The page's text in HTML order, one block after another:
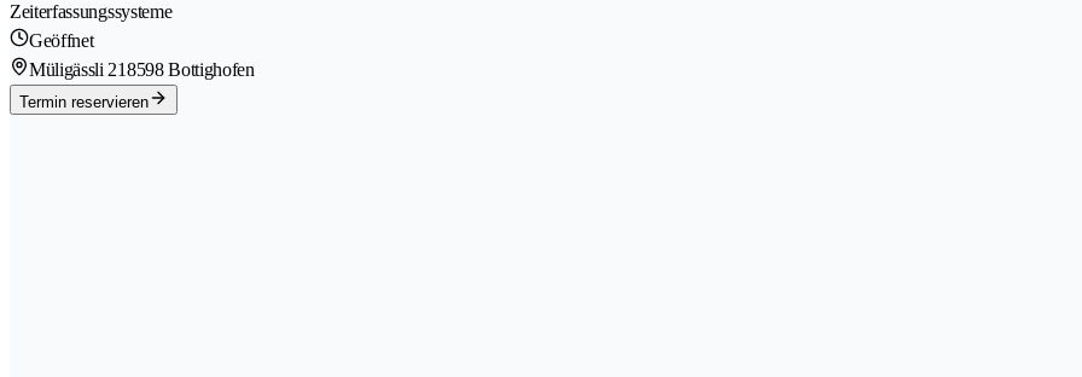
Zeiterfassungssysteme
Geöffnet
Müligässli 218598 Bottighofen
Termin reservieren